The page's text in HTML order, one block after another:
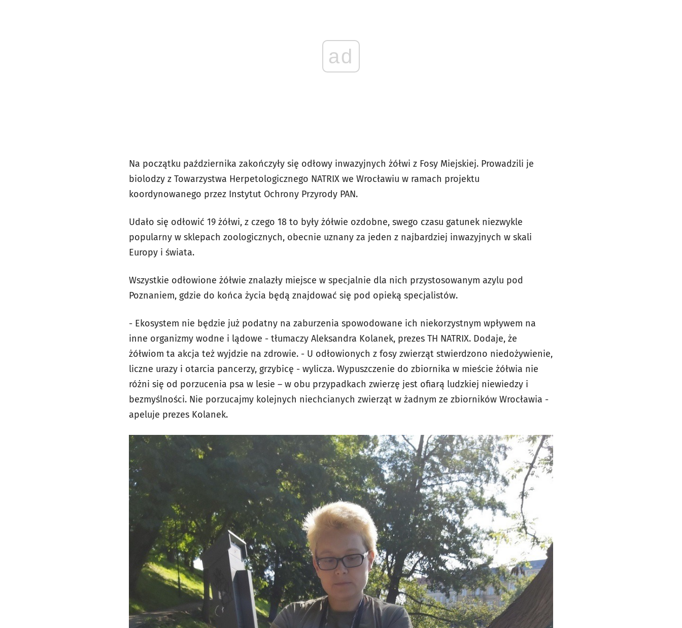
ad
Na początku października zakończyły się odłowy inwazyjnych żółwi z Fosy Miejskiej. Prowadzili je
biolodzy z Towarzystwa Herpetologicznego NATRIX we Wrocławiu w ramach projektu
koordynowanego przez Instytut Ochrony Przyrody PAN.
Udało się odłowić 19 żółwi, z czego 18 to były żółwie ozdobne, swego czasu gatunek niezwykle
popularny w sklepach zoologicznych, obecnie uznany za jeden z najbardziej inwazyjnych w skali
Europy i świata.
Wszystkie odłowione żółwie znalazły miejsce w specjalnie dla nich przystosowanym azylu pod
Poznaniem, gdzie do końca życia będą znajdować się pod opieką specjalistów.
- Ekosystem nie będzie już podatny na zaburzenia spowodowane ich niekorzystnym wpływem na
inne organizmy wodne i lądowe - tłumaczy Aleksandra Kolanek, prezes TH NATRIX. Dodaje, że
żółwiom ta akcja też wyjdzie na zdrowie. - U odłowionych z fosy zwierząt stwierdzono niedożywienie,
liczne urazy i otarcia pancerzy, grzybicę - wylicza. Wypuszczenie do zbiornika w mieście żółwia nie
różni się od porzucenia psa w lesie – w obu przypadkach zwierzę jest ofiarą ludzkiej niewiedzy i
bezmyślności. Nie porzucajmy kolejnych niechcianych zwierząt w żadnym ze zbiorników Wrocławia -
apeluje prezes Kolanek.